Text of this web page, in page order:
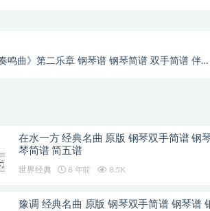
鸣曲》第二乐章 钢琴谱 钢琴简谱 双手简谱 伴奏
在水一方 经典名曲 原版 钢琴双手简谱 钢
琴简谱 简五谱
世界经典 8 年前 8.5K
豫调 经典名曲 原版 钢琴双手简谱 钢琴谱